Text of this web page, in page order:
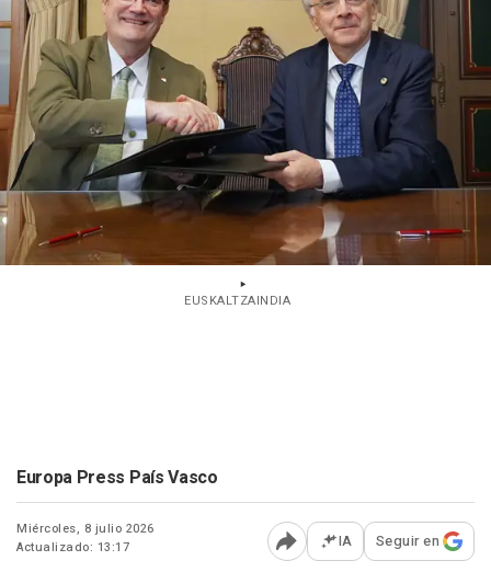
EUSKALTZAINDIA
Europa Press País Vasco
Miércoles, 8 julio 2026
Actualizado: 13:17
Abrir opciones para
IA Seguir en